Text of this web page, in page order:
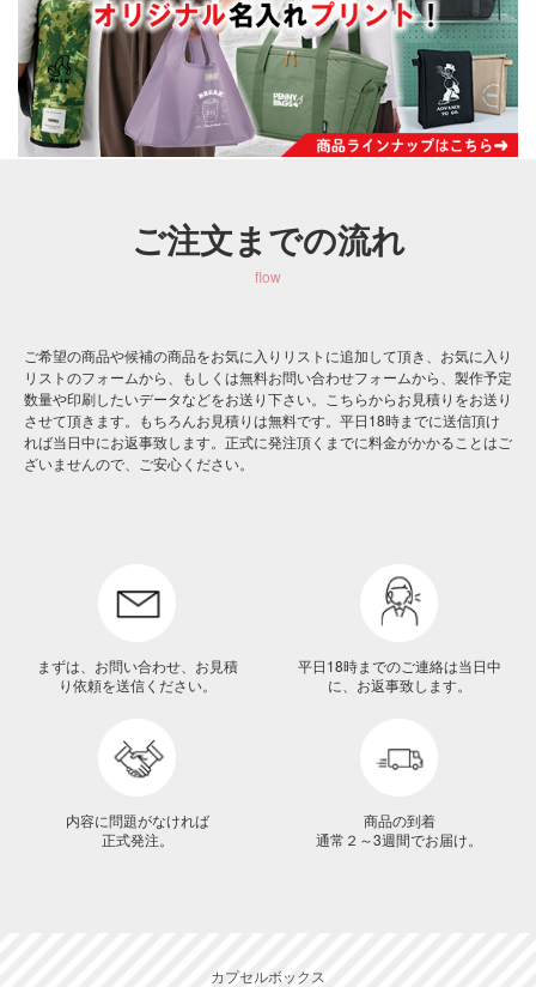
ご注文までの流れ
flow
ご希望の商品や候補の商品をお気に入りリストに追加して頂き、お気に入り
リストのフォームから、もしくは無料お問い合わせフォームから、製作予定
数量や印刷したいデータなどをお送り下さい。こちらからお見積りをお送り
させて頂きます。もちろんお見積りは無料です。平日18時までに送信頂け
れば当日中にお返事致します。正式に発注頂くまでに料金がかかることはご
ざいませんので、ご安心ください。
まずは、お問い合わせ、お見積
り依頼を送信ください。
平日18時までのご連絡は当日中
に、お返事致します。
内容に問題がなければ
正式発注。
商品の到着
通常２～3週間でお届け。
カプセルボックス